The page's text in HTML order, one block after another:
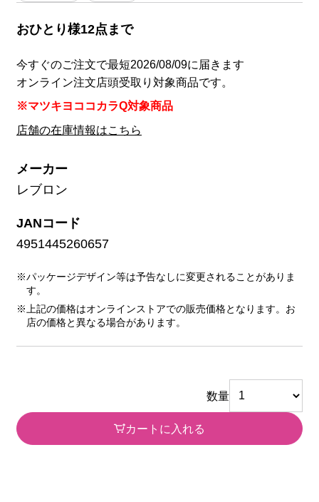
おひとり様12点まで
今すぐのご注文で最短2026/08/09に届きます
オンライン注文店頭受取り対象商品です。
※マツキヨココカラQ対象商品
店舗の在庫情報はこちら
メーカー
レブロン
JANコード
4951445260657
※パッケージデザイン等は予告なしに変更されることがありま
す。
※上記の価格はオンラインストアでの販売価格となります。お
店の価格と異なる場合があります。
数量
カートに入れる